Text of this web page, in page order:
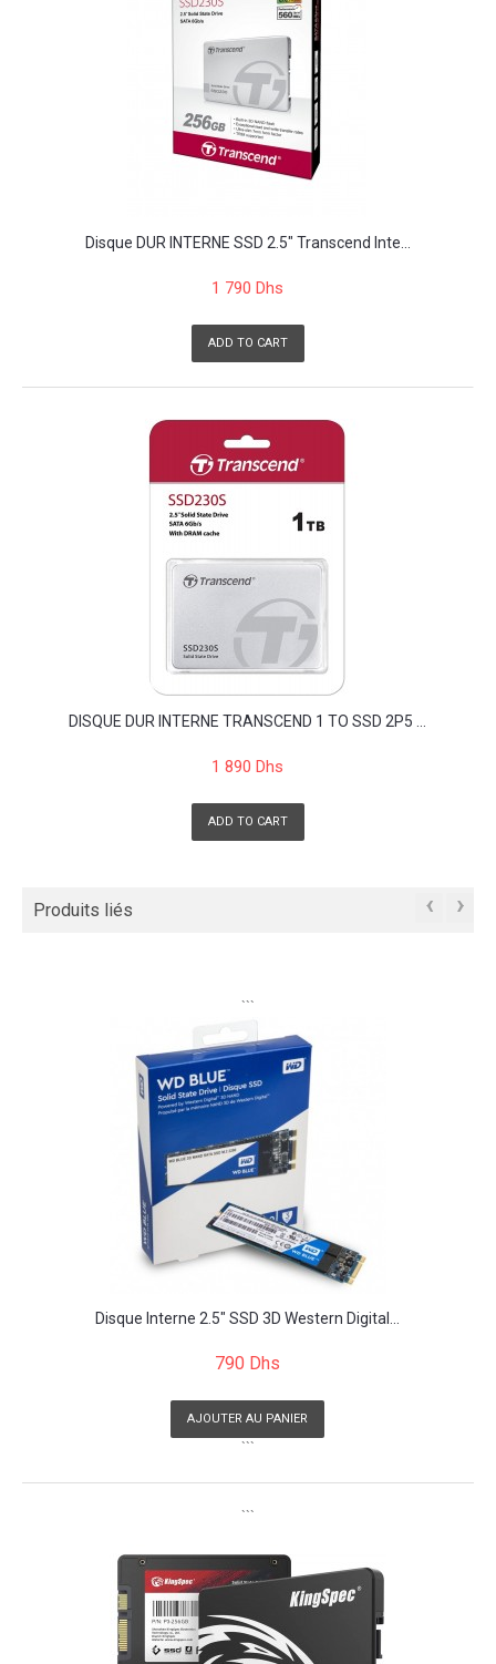
Disque DUR INTERNE SSD 2.5" Transcend Inte...
1 790 Dhs
ADD TO CART
DISQUE DUR INTERNE TRANSCEND 1 TO SSD 2P5 ...
1 890 Dhs
ADD TO CART
Produits liés ‹ ›
```
Disque Interne 2.5" SSD 3D Western Digital...
790 Dhs
AJOUTER AU PANIER
```
```